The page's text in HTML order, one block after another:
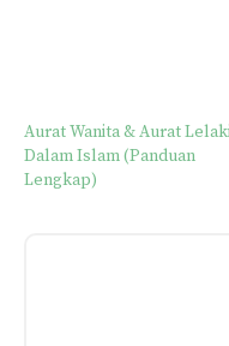
Aurat Wanita & Aurat
Dalam Islam (Panduan
Lengkap)